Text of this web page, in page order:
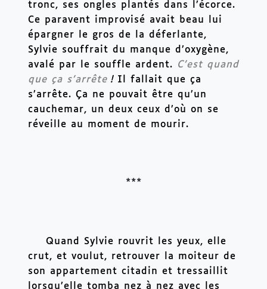
tronc, ses ongles plantés dans l’écorce.
Ce paravent improvisé avait beau lui
épargner le gros de la déferlante,
Sylvie souffrait du manque d’oxygène,
avalé par le souffle ardent. C’est quand
que ça s’arrête ! Il fallait que ça
s’arrête. Ça ne pouvait être qu’un
cauchemar, un deux ceux d’où on se
réveille au moment de mourir.
***
Quand Sylvie rouvrit les yeux, elle
crut, et voulut, retrouver la moiteur de
son appartement citadin et tressaillit
lorsqu’elle tomba nez à nez avec les